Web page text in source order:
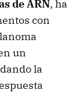
de ARN, ha
con
un
la